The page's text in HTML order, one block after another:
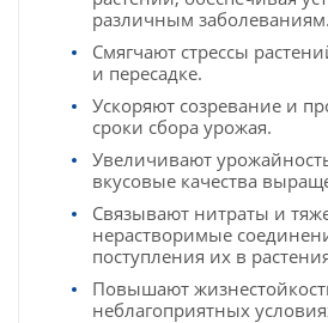
различным заболеваниям.
Смягчают стрессы
и пересадке.
Ускоряют созревание и
сроки сбора урожая.
Увеличивают
вкусовые качества
Связывают нитраты и
нерастворимые
поступления их в
Повышают
неблагоприятных